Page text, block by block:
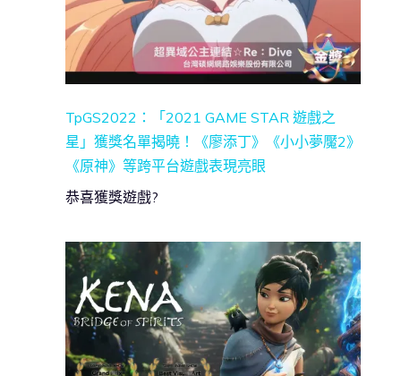
TpGS2022：「2021 GAME STAR 遊戲之
星」獲獎名單揭曉！《廖添丁》《小小夢魘2》
《原神》等跨平台遊戲表現亮眼
恭喜獲獎遊戲?